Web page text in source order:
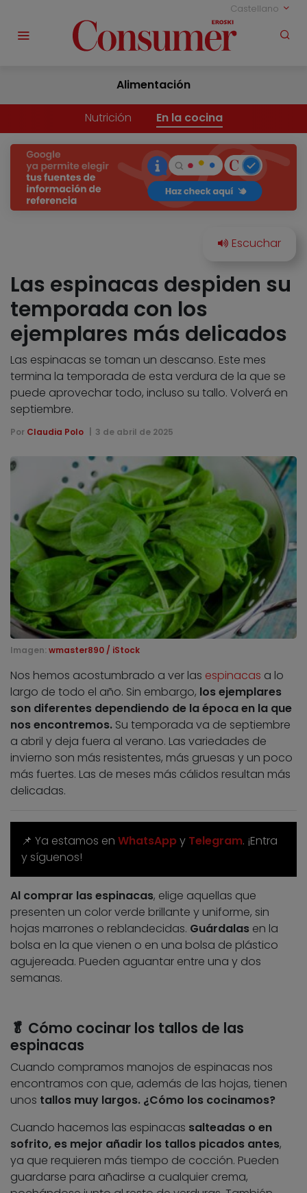
Castellano
Alimentación
Nutrición En la cocina
Las espinacas despiden su
temporada con los
ejemplares más delicados
Las espinacas se toman un descanso. Este mes
termina la temporada de esta verdura de la que se
puede aprovechar todo, incluso su tallo. Volverá en
septiembre.
Por Claudia Polo 3 de abril de 2025
Imagen: wmaster890 / iStock
Nos hemos acostumbrado a ver las espinacas a lo
largo de todo el año. Sin embargo, los ejemplares
son diferentes dependiendo de la época en la que
nos encontremos. Su temporada va de septiembre
a abril y deja fuera al verano. Las variedades de
invierno son más resistentes, más gruesas y un poco
más fuertes. Las de meses más cálidos resultan más
delicadas.
📌 Ya estamos en WhatsAppy Telegram. ¡Entra
y síguenos!
Al comprar las espinacas, elige aquellas que
presenten un color verde brillante y uniforme, sin
hojas marrones o reblandecidas. Guárdalas en la
bolsa en la que vienen o en una bolsa de plástico
agujereada. Pueden aguantar entre una y dos
semanas.
🥬 Cómo cocinar los tallos de las
espinacas
Cuando compramos manojos de espinacas nos
encontramos con que, además de las hojas, tienen
unos tallos muy largos. ¿Cómo los cocinamos?
Cuando hacemos las espinacas salteadas o en
sofrito, es mejor añadir los tallos picados antes,
ya que requieren más tiempo de cocción. Pueden
guardarse para añadirse a cualquier crema,